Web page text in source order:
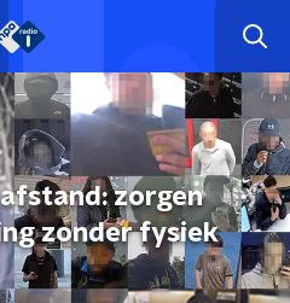
zorgen
zonder fysiek